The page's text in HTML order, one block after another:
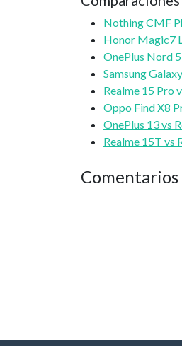
Nothing CMF
Honor Magic7
OnePlus Nord
Samsung
Realme 15 Pro
Oppo Find X8
OnePlus 13 vs
Realme 15T vs
Comentarios